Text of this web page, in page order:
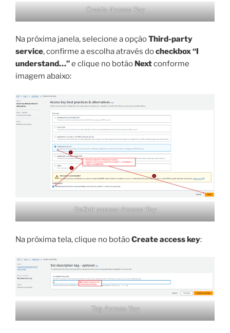
Create Access Key
Na próxima janela, selecione a opçãoThird-party
service, confirme a escolha através docheckbox “I
understand…”e clique no botão Nextconforme
imagem abaixo:
Definir acesso Access Key
Na próxima tela, clique no botãoCreate access key:
Tag Access Key